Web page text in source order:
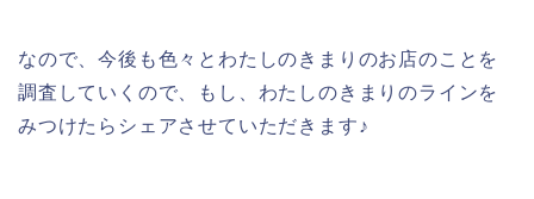
なので、今後も色々とわたしのきまりのお店のことを
調査していくので、もし、わたしのきまりのラインを
みつけたらシェアさせていただきます♪